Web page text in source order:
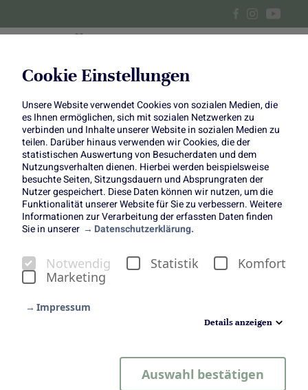
Cookie Einstellungen
Unsere Website verwendet Cookies von sozialen Medien, die
es Ihnen ermöglichen, sich mit sozialen Netzwerken zu
verbinden und Inhalte unserer Website in sozialen Medien zu
teilen. Darüber hinaus verwenden wir Cookies, die der
statistischen Auswertung von Besucherdaten und dem
Nutzungsverhalten dienen. Hierbei werden beispielsweise
besuchte Seiten, Sitzungsdauern und Absprungraten der
Nutzer gespeichert. Diese Daten können wir nutzen, um die
Funktionalität unserer Website für Sie zu verbessern. Weitere
Informationen zur Verarbeitung der erfassten Daten finden
Sie in unserer
Datenschutzerklärung.
Notwendig Statistik
Komfort
Marketing
Impressum
Details anzeigen
Auswahl bestätigen
Rustikales Tomaten-Avocado-
Kanapee
Ein köstlicher EM-Snack für die Halbzeitpause. Ein
rustikales Tomaten-Avocado-Kanapee – vegan, frisch und
voller Geschmack. Die leckeren Kanapees haben wir euch
bei unserer EM-Aktion in Dortmund gereicht und da euch
dieser Snack besondern gut geschmeckt hat, haben wir
hier das passende Rezept für euch.